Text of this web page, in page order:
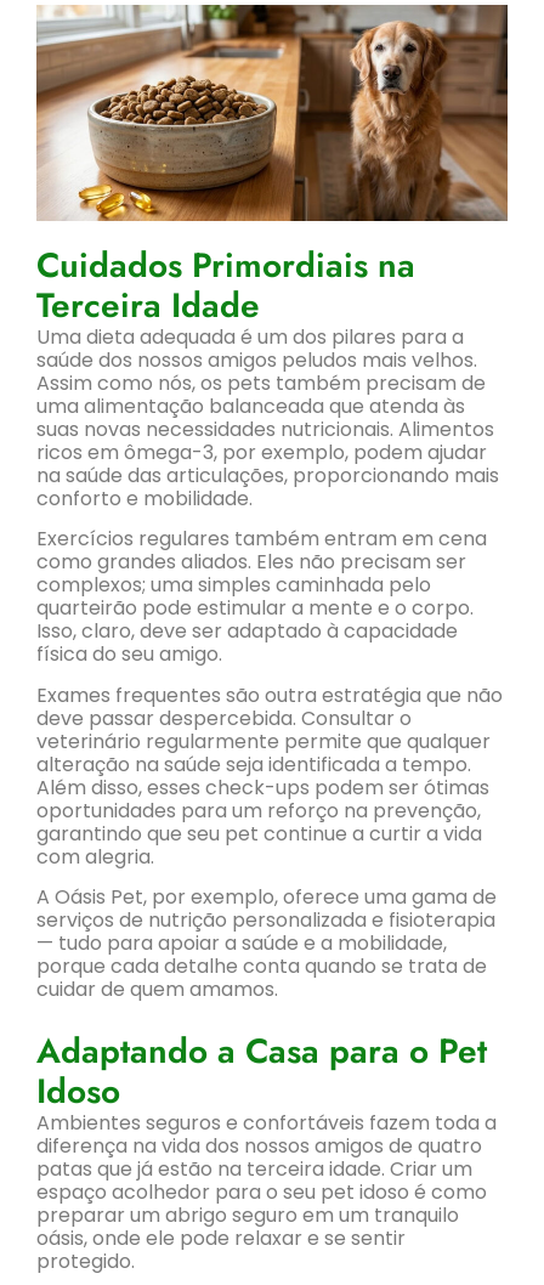
Cuidados Primordiais na
Terceira Idade
Uma dieta adequada é um dos pilares para a
saúde dos nossos amigos peludos mais velhos.
Assim como nós, os pets também precisam de
uma alimentação balanceada que atenda às
suas novas necessidades nutricionais. Alimentos
ricos em ômega-3, por exemplo, podem ajudar
na saúde das articulações, proporcionando mais
conforto e mobilidade.
Exercícios regulares também entram em cena
como grandes aliados. Eles não precisam ser
complexos; uma simples caminhada pelo
quarteirão pode estimular a mente e o corpo.
Isso, claro, deve ser adaptado à capacidade
física do seu amigo.
Exames frequentes são outra estratégia que não
deve passar despercebida. Consultar o
veterinário regularmente permite que qualquer
alteração na saúde seja identificada a tempo.
Além disso, esses check-ups podem ser ótimas
oportunidades para um reforço na prevenção,
garantindo que seu pet continue a curtir a vida
com alegria.
A Oásis Pet, por exemplo, oferece uma gama de
serviços de nutrição personalizada e fisioterapia
— tudo para apoiar a saúde e a mobilidade,
porque cada detalhe conta quando se trata de
cuidar de quem amamos.
Adaptando a Casa para o Pet
Idoso
Ambientes seguros e confortáveis fazem toda a
diferença na vida dos nossos amigos de quatro
patas que já estão na terceira idade. Criar um
espaço acolhedor para o seu pet idoso é como
preparar um abrigo seguro em um tranquilo
oásis, onde ele pode relaxar e se sentir
protegido.